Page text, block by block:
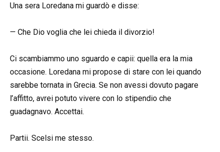
Una sera Loredana mi guardò e disse:
— Che Dio voglia che lei chieda il divorzio!
Ci scambiammo uno sguardo e capii: quella era la mia
occasione. Loredana mi propose di stare con lei quando
sarebbe tornata in Grecia. Se non avessi dovuto pagare
l’affitto, avrei potuto vivere con lo stipendio che
guadagnavo. Accettai.
Partii. Scelsi me stesso.